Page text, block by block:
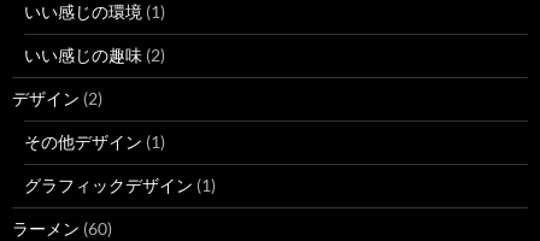
いい感じの環境 (1)
いい感じの趣味 (2)
デザイン (2)
その他デザイン (1)
グラフィックデザイン (1)
ラーメン (60)